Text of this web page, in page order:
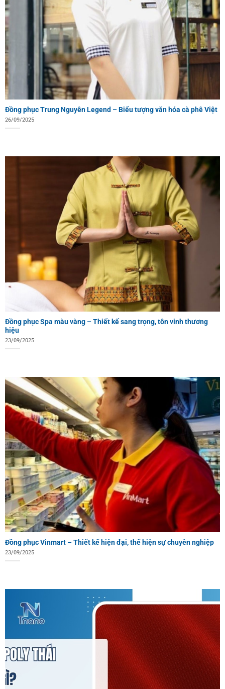
Đồng phục Trung Nguyên Legend – Biểu tượng văn hóa cà phê Việt
26/09/2025
Đồng phục Spa màu vàng – Thiết kế sang trọng, tôn vinh thương
hiệu
23/09/2025
Đồng phục Vinmart – Thiết kế hiện đại, thể hiện sự chuyên nghiệp
23/09/2025